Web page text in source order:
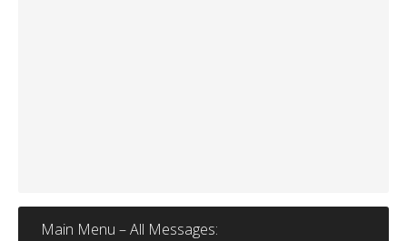
Main Menu – All Messages: